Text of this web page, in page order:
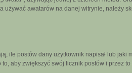
używać awatarów na danej witrynie, należy
ile postów dany użytkownik napisał lub
aby zwiększyć swój licznik postów i